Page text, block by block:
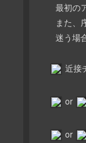
最初の
また、
迷う場
近接
or
or